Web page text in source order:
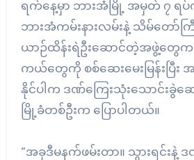
ရက်နေ့မှာ ဘားအံမြို့ အမှတ် ၇ ရပ်
ဘားအံကမ်းနားလမ်းနဲ့ သိမ်တော်က
ယာဉ်ထိန်းရဲဦးဆောင်တဲ့အဖွဲ့တွေက
ကယ်တွေကို စစ်ဆေးမေးမြန်းပြီး
နိုင်ပါက ဒဏ်ကြေးသုံးသောင်းခွဲ
မြို့ခံတစ်ဦးက ပြောပါတယ်။
“အခုဒီမနက်ဖမ်းတာ။ သွားရင်းနဲ့